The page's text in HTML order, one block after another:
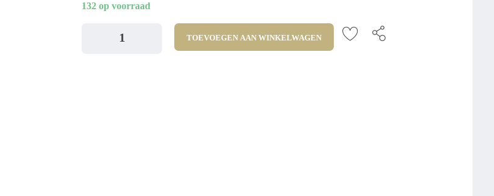
132 op voorraad
TOEVOEGEN AAN WINKELWAGEN